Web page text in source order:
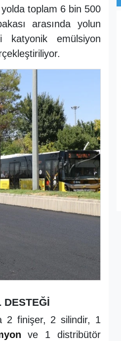
toplam 6 bin 500
arasında yolun
katyonik emülsiyon
DESTEĞİ
2 finişer, 2 silindir, 1
ve 1 distribütör